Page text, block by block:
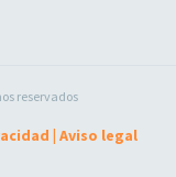
reservados
| Aviso legal